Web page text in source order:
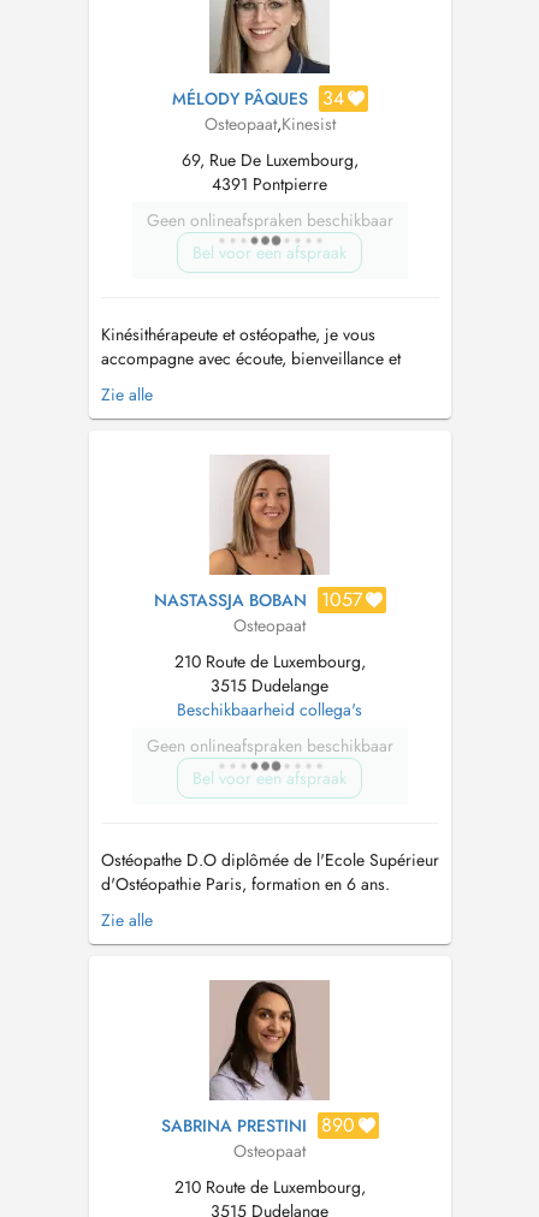
MÉLODY PÂQUES 34
Osteopaat,Kinesist
69, Rue De Luxembourg,
4391 Pontpierre
Geen onlineafspraken beschikbaar
Bel voor een afspraak
Kinésithérapeute et ostéopathe, je vous
accompagne avec écoute, bienveillance et
attention, en prenant le temps de comprendre
vos besoins et votre histoire. Mon objectif est
à chaque patient, dans une relation de
confiance. Je prends en charge la réé...
Zie alle
NASTASSJA BOBAN 1057
Osteopaat
210 Route de Luxembourg,
3515 Dudelange
Beschikbaarheid collega's
Geen onlineafspraken beschikbaar
Bel voor een afspraak
Ostéopathe D.O diplômée de l'Ecole Supérieur
d'Ostéopathie Paris, formation en 6 ans.
Ostéopathie générale, spécialisée en
périnatalité pour la prise en charge des
Zie alle
SABRINA PRESTINI 890
Osteopaat
210 Route de Luxembourg,
3515 Dudelange